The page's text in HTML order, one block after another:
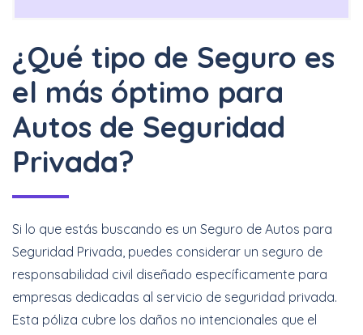
¿Qué tipo de Seguro es
el más óptimo para
Autos de Seguridad
Privada?
Si lo que estás buscando es un Seguro de Autos para
Seguridad Privada, puedes considerar un seguro de
responsabilidad civil diseñado específicamente para
empresas dedicadas al servicio de seguridad privada.
Esta póliza cubre los daños no intencionales que el